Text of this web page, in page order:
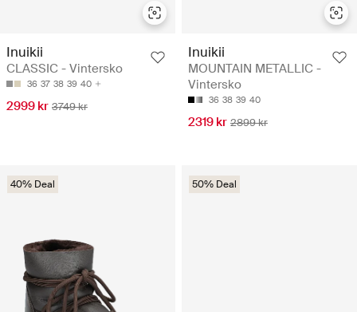
Inuikii
CLASSIC - Vintersko
36 37 38 39 40
2999 kr 3749 kr
Inuikii
MOUNTAIN METALLIC -
Vintersko
36 38 39 40
2319 kr 2899 kr
40% Deal 50% Deal